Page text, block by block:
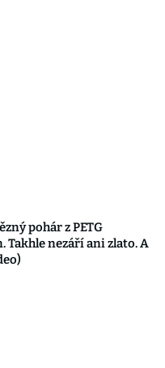
pohár z PETG
Takhle nezáří ani zlato. A